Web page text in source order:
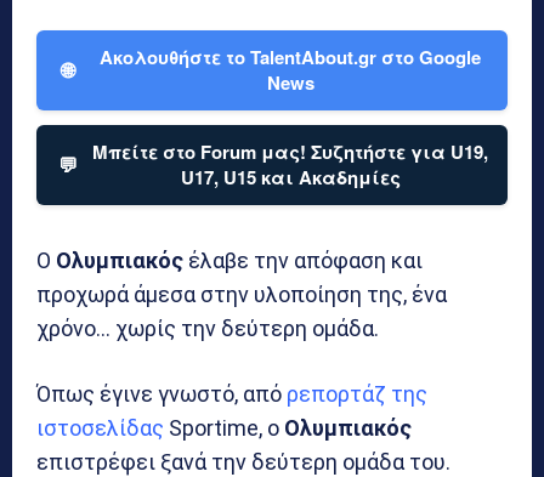
🌐
Ακολουθήστε το TalentAbout.gr στο Google
News
💬
Μπείτε στο Forum μας! Συζητήστε για U19,
U17, U15 και Ακαδημίες
Ο Ολυμπιακός έλαβε την απόφαση και
προχωρά άμεσα στην υλοποίηση της, ένα
χρόνο… χωρίς την δεύτερη ομάδα.
Όπως έγινε γνωστό, από ρεπορτάζ της
ιστοσελίδας Sportime, ο Ολυμπιακός
επιστρέφει ξανά την δεύτερη ομάδα του.